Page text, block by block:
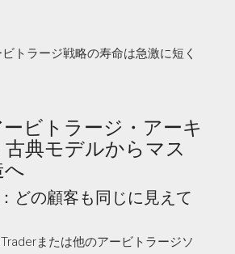
トラージ戦略の寿命は急激に短く
ービトラージ・アーキ
典モデルからマス
へ
どの顧客も同じに見えて
または他のアービトラージソ